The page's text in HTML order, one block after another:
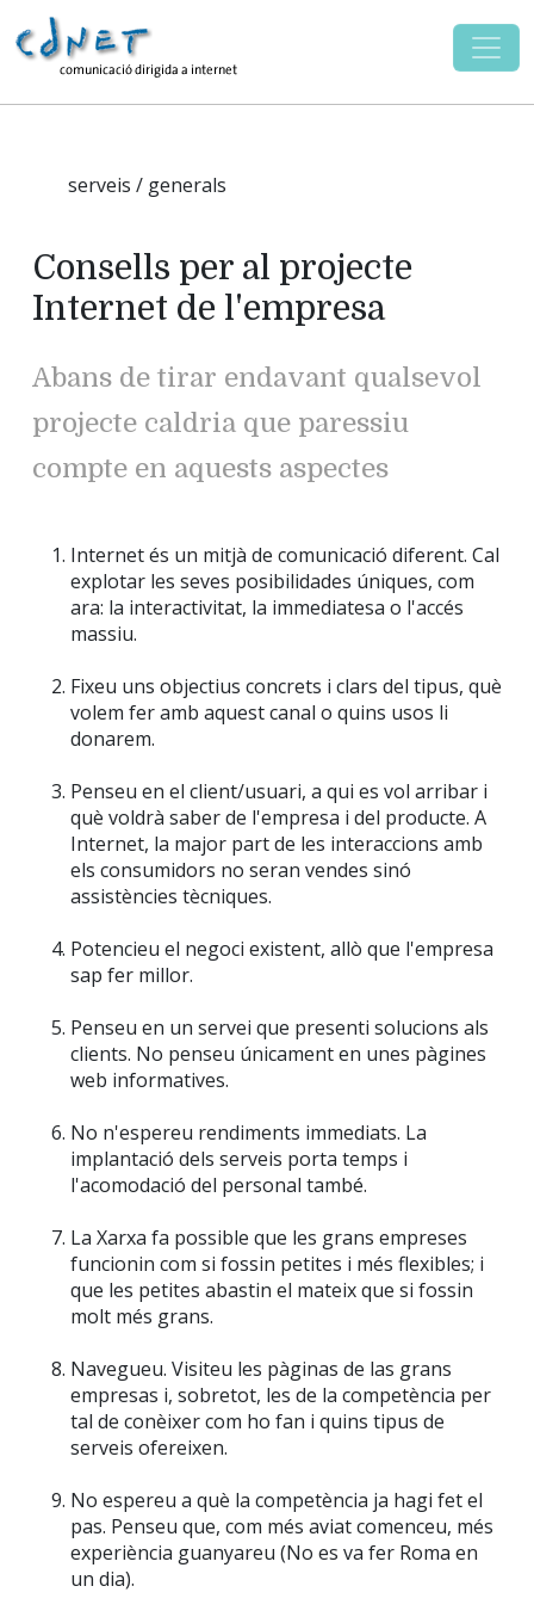
serveis / generals
Consells per al projecte
Internet de l'empresa
Abans de tirar endavant qualsevol
projecte caldria que paressiu
compte en aquests aspectes
Internet és un mitjà de comunicació diferent. Cal
explotar les seves posibilidades úniques, com
ara: la interactivitat, la immediatesa o l'accés
massiu.
Fixeu uns objectius concrets i clars del tipus, què
volem fer amb aquest canal o quins usos li
donarem.
Penseu en el client/usuari, a qui es vol arribar i
què voldrà saber de l'empresa i del producte. A
Internet, la major part de les interaccions amb
els consumidors no seran vendes sinó
assistències tècniques.
Potencieu el negoci existent, allò que l'empresa
sap fer millor.
Penseu en un servei que presenti solucions als
clients. No penseu únicament en unes pàgines
web informatives.
No n'espereu rendiments immediats. La
implantació dels serveis porta temps i
l'acomodació del personal també.
La Xarxa fa possible que les grans empreses
funcionin com si fossin petites i més flexibles; i
que les petites abastin el mateix que si fossin
molt més grans.
Navegueu. Visiteu les pàginas de las grans
empresas i, sobretot, les de la competència per
tal de conèixer com ho fan i quins tipus de
serveis ofereixen.
No espereu a què la competència ja hagi fet el
pas. Penseu que, com més aviat comenceu, més
experiència guanyareu (No es va fer Roma en
un dia).